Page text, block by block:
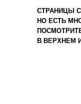
СТРАНИЦЫ
НО ЕСТЬ
В ВЕРХНЕМ